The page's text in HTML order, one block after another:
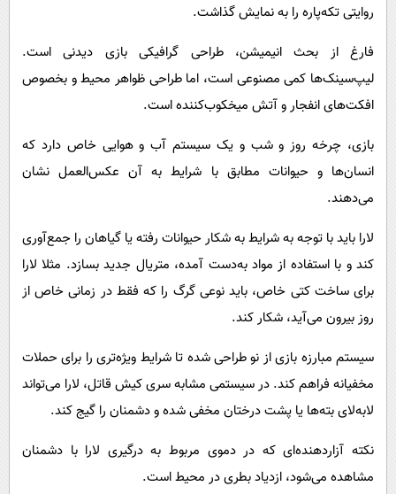
روایتی تکه‌پاره را به نمایش گذاشت.
فارغ از بحث انیمیشن، طراحی گرافیکی بازی دیدنی است.
لیپ‌سینک‌ها کمی مصنوعی است، اما طراحی ظواهر محیط و بخصوص
افکت‌های انفجار و آتش میخکوب‌کننده است.
بازی، چرخه روز و شب و یک سیستم آب و هوایی خاص دارد که
انسان‌ها و حیوانات مطابق با شرایط به آن عکس‌العمل نشان
می‌دهند.
لارا باید با توجه به شرایط به شکار حیوانات رفته یا گیاهان را جمع‌آوری
کند و با استفاده از مواد به‌دست آمده، متریال جدید بسازد. مثلا لارا
برای ساخت کتی خاص، باید نوعی گرگ را که فقط در زمانی خاص از
روز بیرون می‌آید، شکار کند.
سیستم مبارزه بازی از نو طراحی شده تا شرایط ویژه‌تری را برای حملات
مخفیانه فراهم کند. در سیستمی مشابه سری کیش قاتل، لارا می‌تواند
لابه‌لای بته‌ها یا پشت درختان مخفی شده و دشمنان را گیج کند.
نکته آزاردهنده‌ای که در دموی مربوط به درگیری لارا با دشمنان
مشاهده می‌شود، ازدیاد بطری در محیط است.